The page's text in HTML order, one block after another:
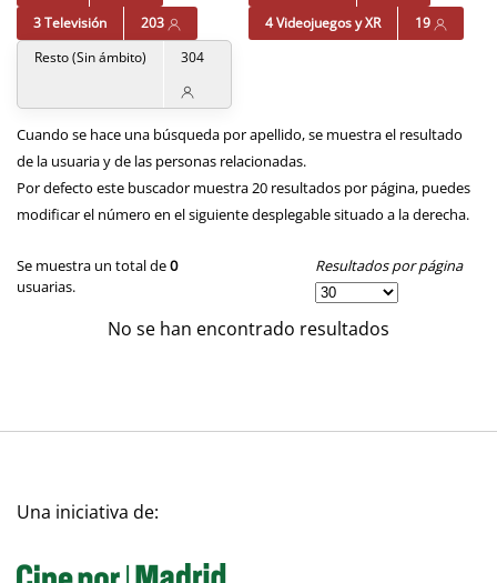
3 Televisión
203 4 Videojuegos y XR
19
Resto (Sin ámbito)
304
Cuando se hace una búsqueda por apellido, se muestra el resultado
de la usuaria y de las personas relacionadas.
Por defecto este buscador muestra 20 resultados por página, puedes
modificar el número en el siguiente desplegable situado a la derecha.
Se muestra un total de0
usuarias.
Resultados por página
No se han encontrado resultados
Una iniciativa de: